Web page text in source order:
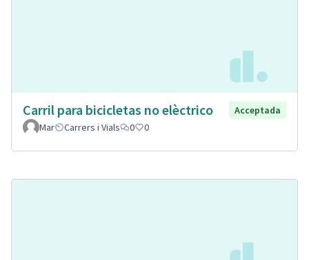
Carril para bicicletas no elèctrico
Acceptada
Mar
Carrers i Vials 0 0